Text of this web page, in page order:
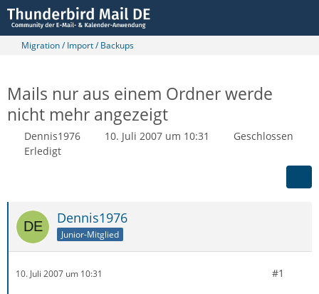
Migration / Import / Backups
Mails nur aus einem Ordner werde
nicht mehr angezeigt
Dennis1976 10. Juli 2007 um 10:31
Geschlossen
Erledigt
Dennis1976
Junior-Mitglied
10. Juli 2007 um 10:31 #1